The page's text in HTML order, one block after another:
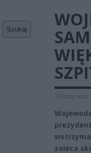
Szukaj
7 listopada
zaleca